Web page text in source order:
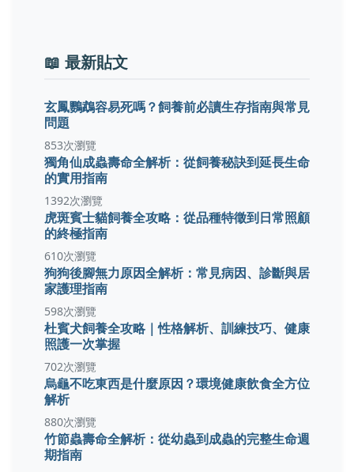
📖 最新貼文
玄鳳鸚鵡容易死嗎？飼養前必讀生存指南與常見
問題
853次瀏覽
獨角仙成蟲壽命全解析：從飼養秘訣到延長生命
的實用指南
1392次瀏覽
虎斑賓士貓飼養全攻略：從品種特徵到日常照顧
的終極指南
610次瀏覽
狗狗後腳無力原因全解析：常見病因、診斷與居
家護理指南
598次瀏覽
杜賓犬飼養全攻略｜性格解析、訓練技巧、健康
照護一次掌握
702次瀏覽
烏龜不吃東西是什麼原因？環境健康飲食全方位
解析
880次瀏覽
竹節蟲壽命全解析：從幼蟲到成蟲的完整生命週
期指南